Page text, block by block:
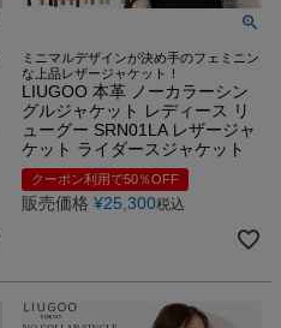
ミニマルデザインが決め手のフェミニン
な上品レザージャケット！
LIUGOO 本革 ノーカラーシン
グルジャケット レディース リ
ューグー SRN01LA レザージャ
ケット ライダースジャケット
クーポン利用で50％OFF
販売価格 ¥25,300税込